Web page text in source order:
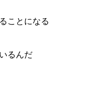
ことになる
るんだ